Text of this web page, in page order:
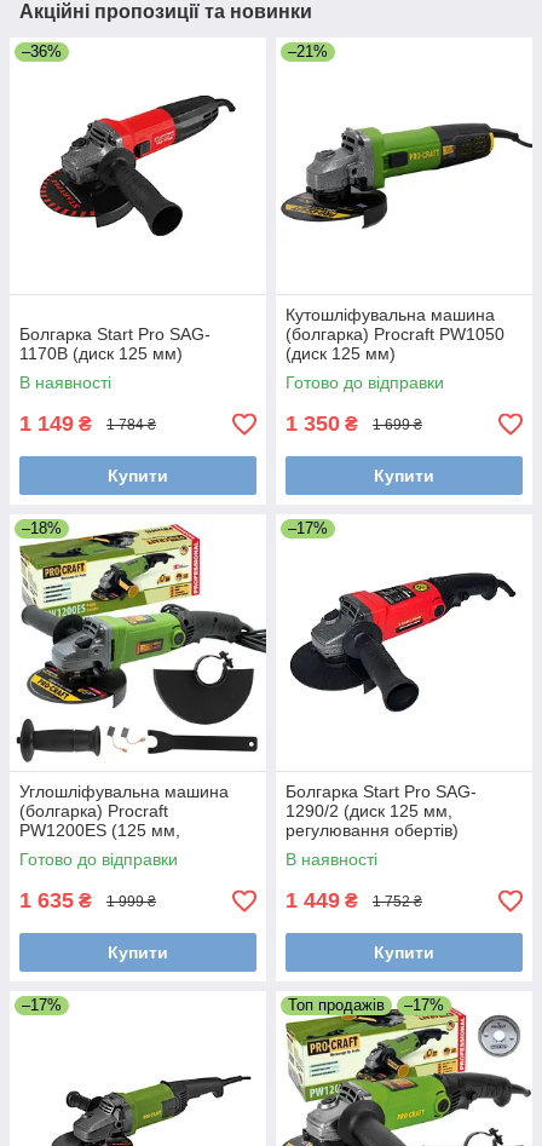
Акційні пропозиції та новинки
–36%
Болгарка Start Pro SAG-
1170B (диск 125 мм)
В наявності
1 149 ₴ 1 784 ₴
Купити
–21%
Кутошліфувальна машина
(болгарка) Procraft PW1050
(диск 125 мм)
Готово до відправки
1 350 ₴ 1 699 ₴
Купити
–18%
Углошліфувальна машина
(болгарка) Procraft
PW1200ES (125 мм,
регулювання обертів)
Готово до відправки
1 635 ₴ 1 999 ₴
Купити
–17%
Болгарка Start Pro SAG-
1290/2 (диск 125 мм,
регулювання обертів)
В наявності
1 449 ₴ 1 752 ₴
Купити
–17% Топ продажів –17%